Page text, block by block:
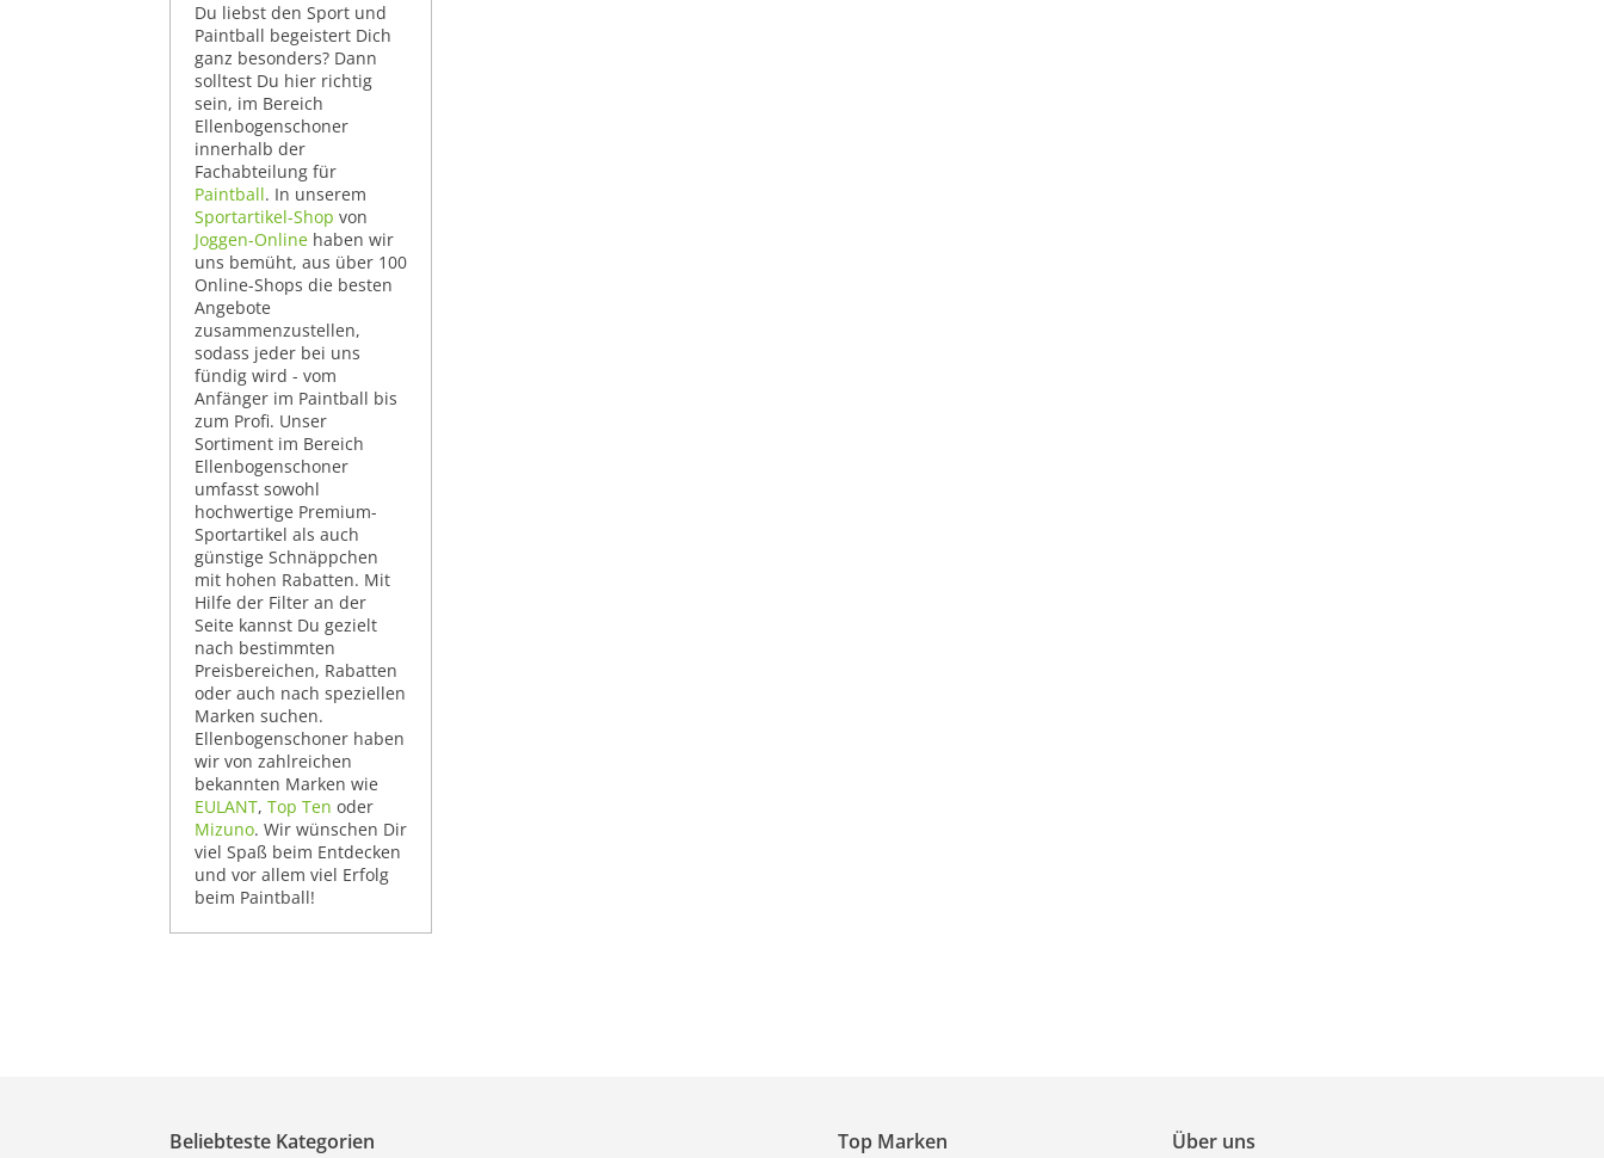
Du liebst den Sport und
Paintball begeistert Dich
ganz besonders? Dann
solltest Du hier richtig
sein, im Bereich
Ellenbogenschoner
innerhalb der
Fachabteilung für
Paintball. In unserem
Sportartikel-Shop von
Joggen-Online haben wir
uns bemüht, aus über 100
Online-Shops die besten
Angebote
zusammenzustellen,
sodass jeder bei uns
fündig wird - vom
Anfänger im Paintball bis
zum Profi. Unser
Sortiment im Bereich
Ellenbogenschoner
umfasst sowohl
hochwertige Premium-
Sportartikel als auch
günstige Schnäppchen
mit hohen Rabatten. Mit
Hilfe der Filter an der
Seite kannst Du gezielt
nach bestimmten
Preisbereichen, Rabatten
oder auch nach speziellen
Marken suchen.
Ellenbogenschoner haben
wir von zahlreichen
bekannten Marken wie
EULANT, Top Ten oder
Mizuno. Wir wünschen Dir
viel Spaß beim Entdecken
und vor allem viel Erfolg
beim Paintball!
Über uns
Beliebteste Kategorien Top Marken